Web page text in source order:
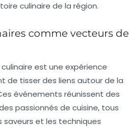
culinaire de la région.
comme vecteurs de
est une expérience
de tisser des liens autour de la
événements réunissent des
passionnés de cuisine, tous
saveurs et les techniques